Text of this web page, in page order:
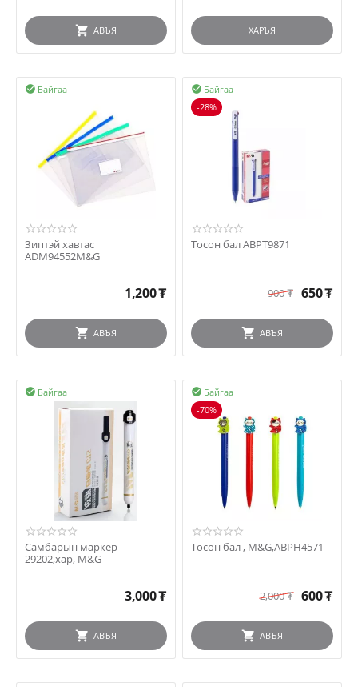
АВЪЯ ХАРЪЯ
Байгаа

Зиптэй хавтас
ADM94552M&G
1,200₮
АВЪЯ
Байгаа

-28%
Тосон бал ABPT9871
900₮ 650₮
АВЪЯ
Байгаа

Самбарын маркер
29202,хар, M&G
3,000₮
АВЪЯ
Байгаа

-70%
Тосон бал , M&G,ABPH4571
2,000₮ 600₮
АВЪЯ